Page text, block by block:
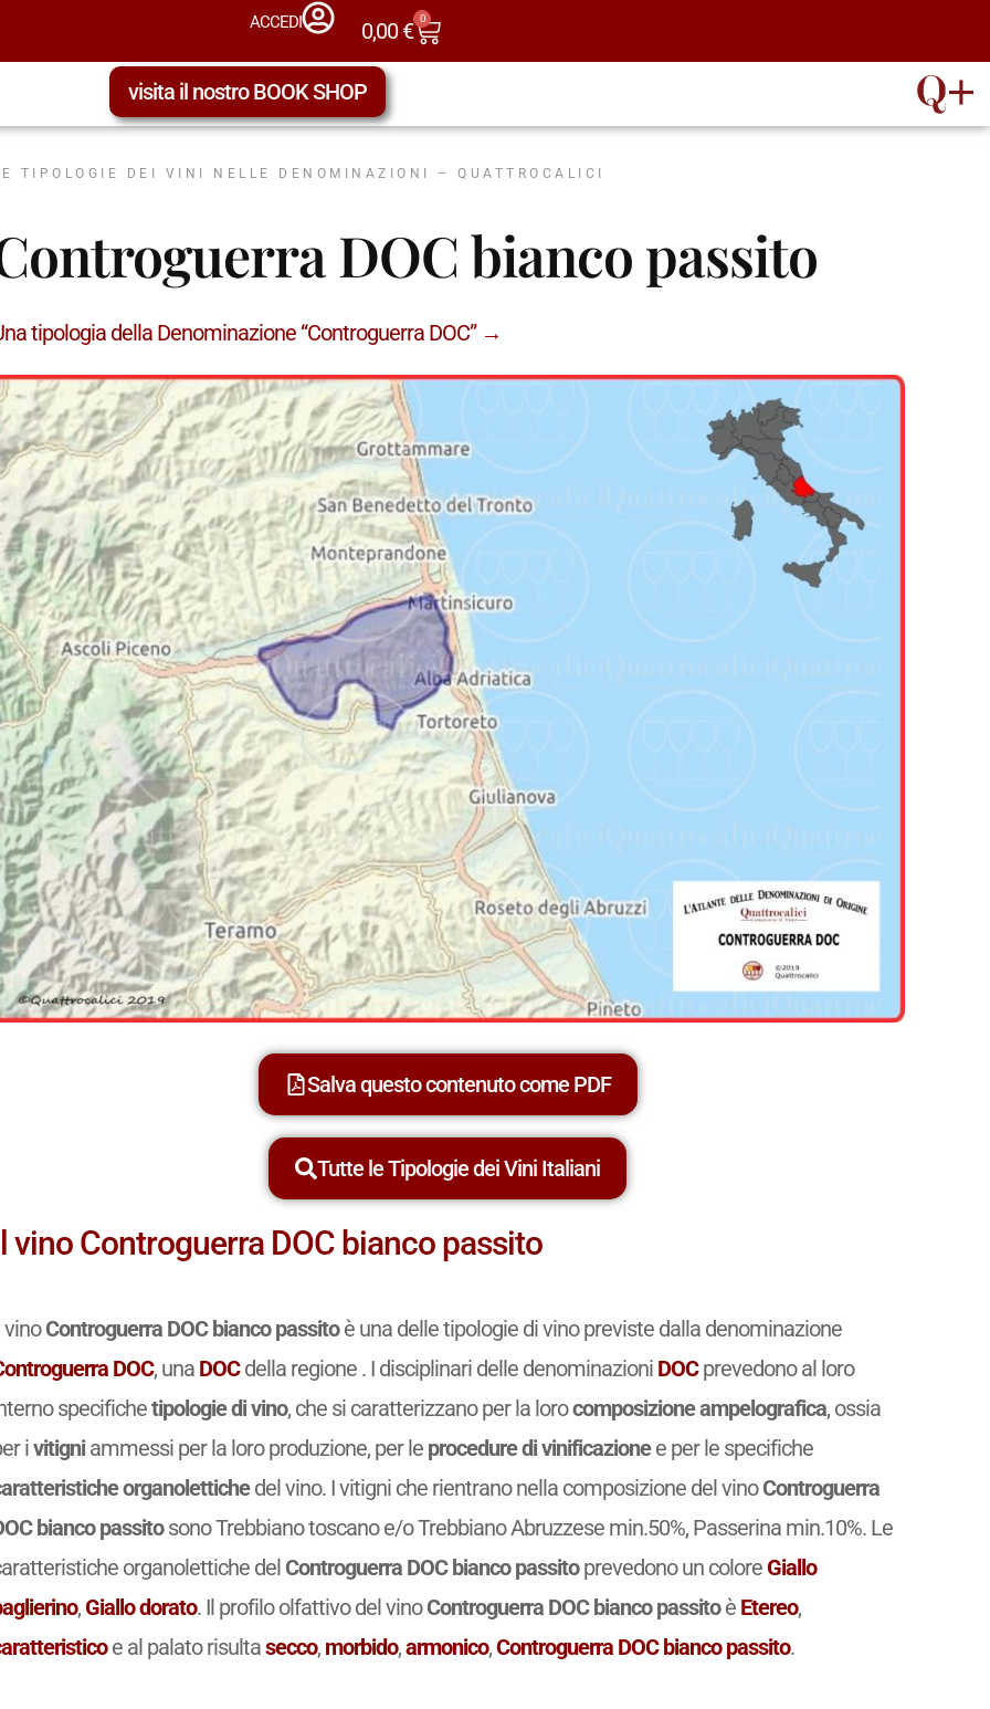
ACCEDI 0,00€ 0
visita il nostro BOOK SHOP
TIPOLOGIE DEI VINI NELLE DENOMINAZIONI – QUATTROCALICI
DOC bianco passito
tipologia della Denominazione “Controguerra DOC” →
Salva questo contenuto come PDF
Tutte le Tipologie dei Vini Italiani
vino Controguerra DOC bianco passito
vinoControguerra DOC bianco passitoè una delle tipologie di vino previste dalla denominazione
DOC, una DOCdella regione . I disciplinari delle denominazioni DOCprevedono al loro
specifichetipologie di vino, che si caratterizzano per la lorocomposizione ampelografica, ossia
ivitigniammessi per la loro produzione, per le procedure di vinificazionee per le specifiche
organolettichedel vino. I vitigni che rientrano nella composizione del vinoControguerra
bianco passitosono Trebbiano toscano e/o Trebbiano Abruzzese min.50%, Passerina min.10%. Le
organolettiche del Controguerra DOC bianco passitoprevedono un colore Giallo
, Giallo dorato. Il profilo olfattivo del vinoControguerra DOC bianco passitoè Etereo,
e al palato risultasecco, morbido,armonico,Controguerra DOC bianco passito.